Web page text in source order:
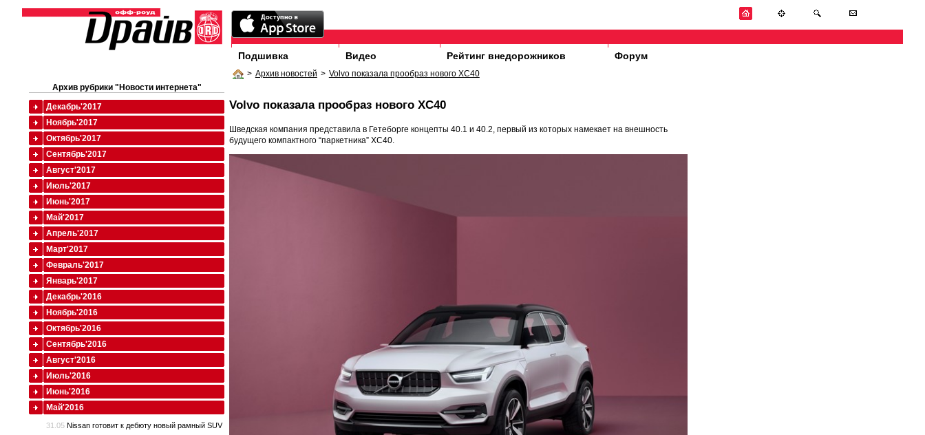
Подшивка Видео Рейтинг внедорожников Форум
> Архив новостей > Volvo показала прообраз нового XC40
Volvo показала прообраз нового XC40
Шведская компания представила в Гетеборге концепты 40.1 и 40.2, первый из которых намекает на внешность
будущего компактного “паркетника” XC40.
Архив рубрики "Новости интернета"
Декабрь'2017
Ноябрь'2017
Октябрь'2017
Сентябрь'2017
Август'2017
Июль'2017
Июнь'2017
Май'2017
Апрель'2017
Март'2017
Февраль'2017
Январь'2017
Декабрь'2016
Ноябрь'2016
Октябрь'2016
Сентябрь'2016
Август'2016
Июль'2016
Июнь'2016
Май'2016
31.05 Nissan готовит к дебюту новый рамный SUV